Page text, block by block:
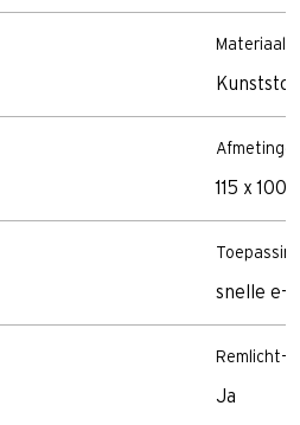
Materiaal
Kunststof
115 x 100
snelle e-
Remlicht-
Ja